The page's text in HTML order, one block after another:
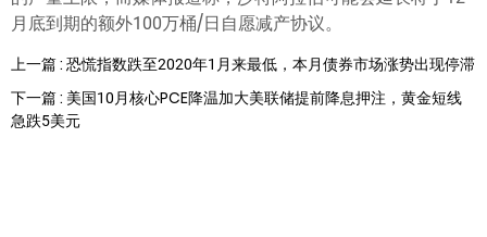
月底到期的额外100万桶/日自愿减产协议。
上一篇 : 恐慌指数跌至2020年1月来最低，本月债券市场涨势出现停滞
下一篇 : 美国10月核心PCE降温加大美联储提前降息押注，黄金短线
急跌5美元